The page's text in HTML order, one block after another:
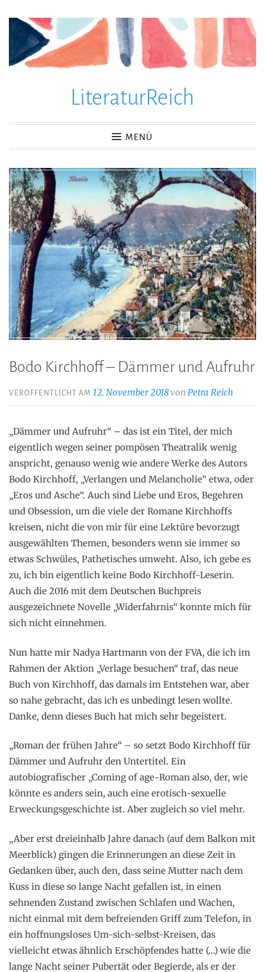
Zum
springen
LiteraturReich
MENÜ
Bodo Kirchhoff – Dämmer und Aufruhr
VERÖFFENTLICHT AM12. November 2018vonPetra Reich
„Dämmer und Aufruhr“ – das ist ein Titel, der mich
eigentlich wegen seiner pompösen Theatralik wenig
anspricht, genauso wenig wie andere Werke des Autors
Bodo Kirchhoff, „Verlangen und Melancholie“ etwa, oder
„Eros und Asche“. Auch sind Liebe und Eros, Begehren
und Obsession, um die viele der Romane Kirchhoffs
kreisen, nicht die von mir für eine Lektüre bevorzugt
ausgewählten Themen, besonders wenn sie immer so
etwas Schwüles, Pathetisches umweht. Also, ich gebe es
zu, ich bin eigentlich keine Bodo Kirchhoff-Leserin.
Auch die 2016 mit dem Deutschen Buchpreis
ausgezeichnete Novelle „Widerfahrnis“ konnte mich für
sich nicht einnehmen.
Nun hatte mir Nadya Hartmann von der FVA, die ich im
Rahmen der Aktion „Verlage besuchen“ traf, das neue
Buch von Kirchhoff, das damals im Entstehen war, aber
so nahe gebracht, das ich es unbedingt lesen wollte.
Danke, denn dieses Buch hat mich sehr begeistert.
„Roman der frühen Jahre“ – so setzt Bodo Kirchhoff für
Dämmer und Aufruhr den Untertitel. Ein
autobiografischer „Coming of age-Roman also, der, wie
könnte es anders sein, auch eine erotisch-sexuelle
Erweckungsgeschichte ist. Aber zugleich so viel mehr.
„Aber erst dreieinhalb Jahre danach (auf dem Balkon mit
Meerblick) gingen die Erinnerungen an diese Zeit in
Gedanken über, auch den, dass seine Mutter nach dem
Kuss in diese so lange Nacht gefallen ist, in einen
sehnenden Zustand zwischen Schlafen und Wachen,
nicht einmal mit dem befreienden Griff zum Telefon, in
ein hoffnungsloses Um-sich-selbst-Kreisen, das
vielleicht etwas ähnlich Erschöpfendes hatte (…) wie die
lange Nacht seiner Pubertät oder Begierde, als er der